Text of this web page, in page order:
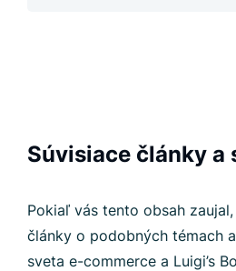
Súvisiace články a
Pokiaľ vás tento obsah
články o podobných témach
sveta e-commerce a Luigi’s